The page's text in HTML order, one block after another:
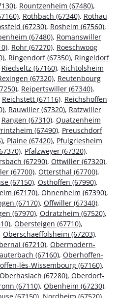
, Rountzenheim (67480),
, Rothbach (67340), Rothau
(67230), Rosheim (67560),
(67480), Romanswiller
, Rohr (67270), Roeschwoog
, Ringendorf (67350), Ringeldorf
Riedseltz (67160), Richtolsheim
(67320), Reutenbourg
, Reipertswiller (67340),
Reichstett (67116), Reichshoffen
, Rauwiller (67320), Ratzwiller
Rangen (67310), Quatzenheim
(67490), Preuschdorf
, Plaine (67420), Pfulgriesheim
, Pfalzweyer (67320),
(67290), Ottwiller (67320),
(67700), Ottersthal (67700),
(67150), Osthoffen (67990),
(67170), Ohnenheim (67390),
(67170), Offwiller (67340),
(67970), Odratzheim (67520),
, Obersteigen (67710),
, Oberschaeffolsheim (67203),
(67210), Obermodern-
(67160), Oberhoffen-
lès-Wissembourg (67160),
Oberhaslach (67280), Oberdorf-
(67110), Obenheim (67230),